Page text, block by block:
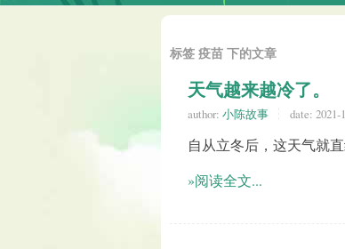
标签 疫苗 下的文章
天气越来越冷了。
author: 小陈故事 date: 2021-
自从立冬后，这天气就
»阅读全文...